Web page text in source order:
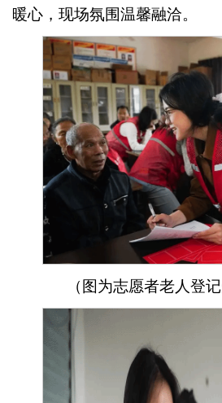
暖心，现场氛围温馨融洽。
（图为志愿者老人登